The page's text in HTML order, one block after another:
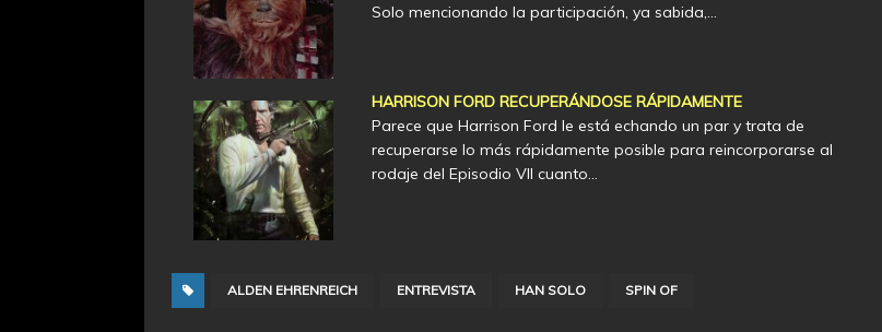
Solo mencionando la participación, ya sabida,…
HARRISON FORD RECUPERÁNDOSE RÁPIDAMENTE
Parece que Harrison Ford le está echando un par y trata de
recuperarse lo más rápidamente posible para reincorporarse al
rodaje del Episodio VII cuanto…
ALDEN EHRENREICH ENTREVISTA HAN SOLO SPIN OF